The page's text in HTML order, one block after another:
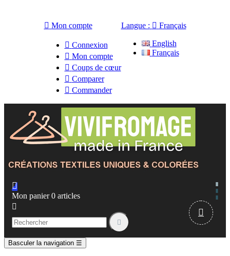
 Mon compte
 Connexion
 Mon compte
 Coups de cœur
 Comparer
 Commander
Langue :  Français
English
Français

Mon panier 0 articles



Basculer la navigation ☰